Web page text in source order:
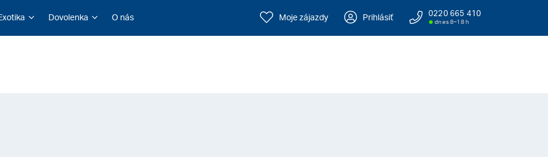
Dovolenka O nás Moje zájazdy Prihlásiť 0220 665 410
dnes 8–18 h